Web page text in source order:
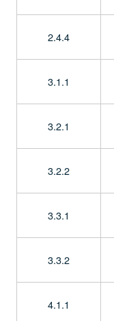
2.4.4
3.1.1
3.2.1
3.2.2
3.3.1
3.3.2
4.1.1